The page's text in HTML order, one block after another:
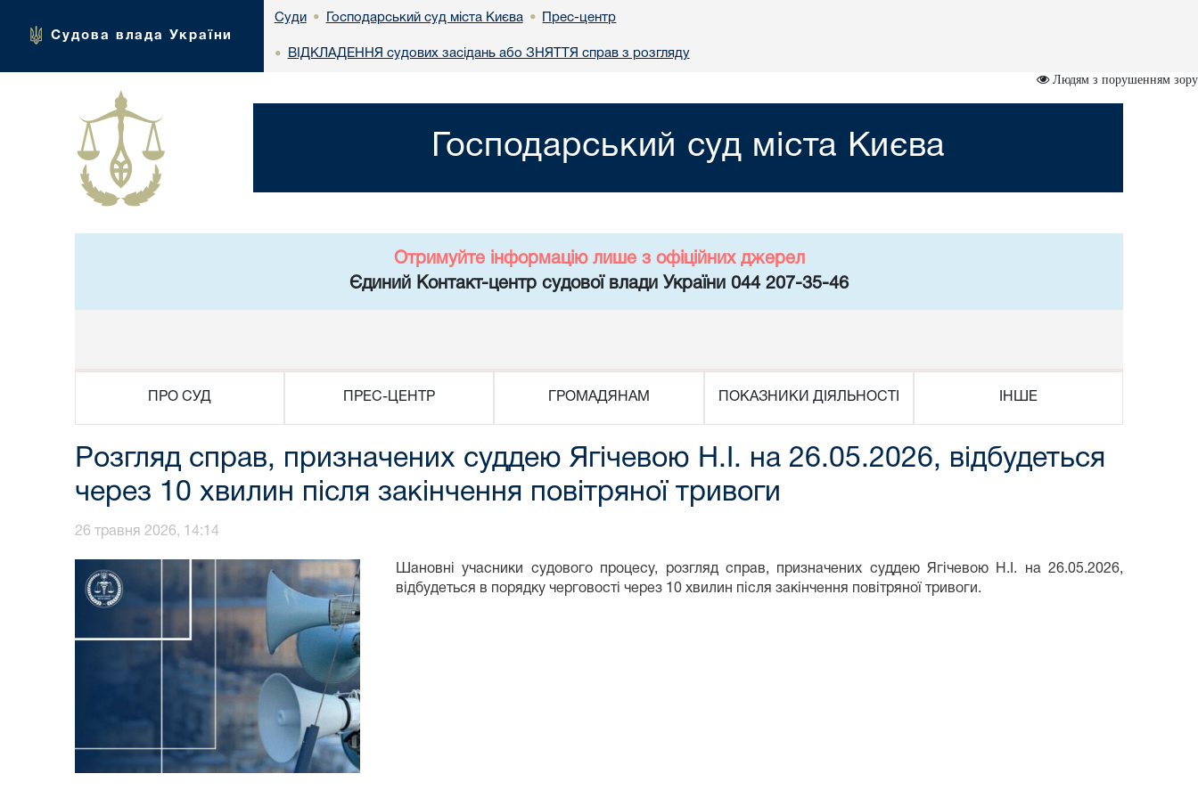
Судова влада України
Суди • Господарський суд міста Києва • Прес-центр
• ВІДКЛАДЕННЯ судових засідань або ЗНЯТТЯ справ з розгляду
Людям з порушенням зору
Господарський суд міста Києва
Отримуйте інформацію лише з офіційних джерел
Єдиний Контакт-центр судової влади України 044 207-35-46
ПРО СУД ПРЕС-ЦЕНТР ГРОМАДЯНАМ ПОКАЗНИКИ ДІЯЛЬНОСТІ ІНШЕ
Розгляд справ, призначених суддею Ягічевою Н.І. на 26.05.2026, відбудеться
через 10 хвилин після закінчення повітряної тривоги
26 травня 2026, 14:14
Шановні учасники судового процесу, розгляд справ, призначених суддею Ягічевою Н.І. на 26.05.2026,
відбудеться в порядку черговості через 10 хвилин після закінчення повітряної тривоги.